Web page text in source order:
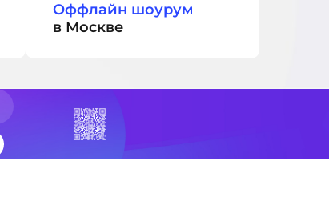
Оффлайн шоурум
в Москве